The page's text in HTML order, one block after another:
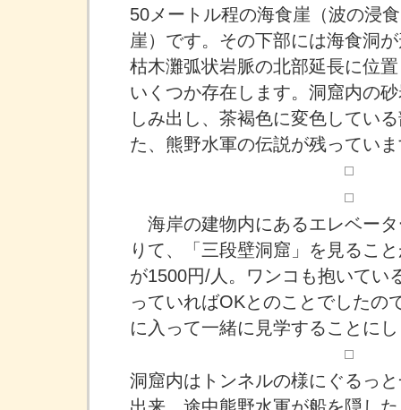
50メートル程の海食崖（波の浸
崖）です。その下部には海食洞
枯木灘弧状岩脈の北部延長に位
いくつか存在します。洞窟内の
しみ出し、茶褐色に変色してい
た、熊野水軍の伝説が残ってい
海岸の建物内にあるエレベー
りて、「三段壁洞窟」を見るこ
が1500円/人。ワンコも抱いてい
っていればOKとのことでしたの
に入って一緒に見学することに
洞窟内はトンネルの様にぐるっ